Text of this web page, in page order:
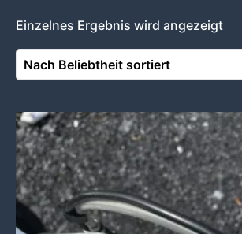
Einzelnes Ergebnis wird angezeigt